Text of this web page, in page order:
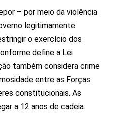
– por meio da violência
legitimamente
o exercício dos
define a Lei
também considera crime
entre as Forças
constitucionais. As
a 12 anos de cadeia.